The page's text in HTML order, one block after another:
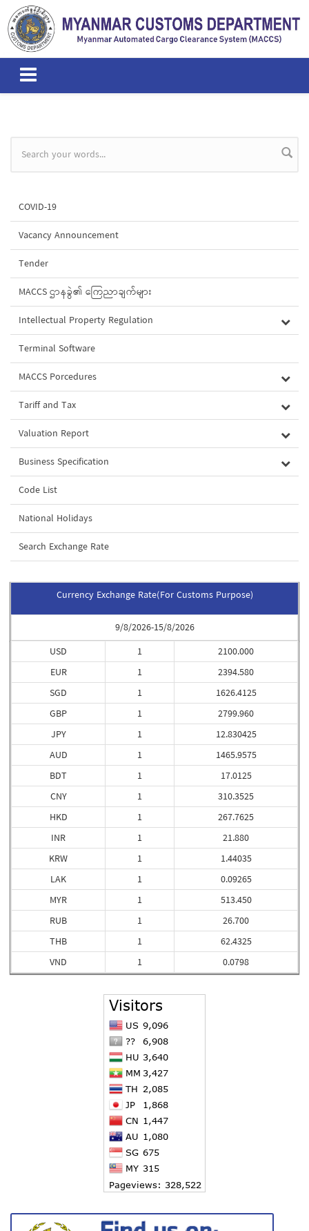
Skip to main content
Search form
COVID-19
Vacancy Announcement
Tender
MACCS ဌာနခွဲ၏ ကြေညာချက်များ
Intellectual Property Regulation
Terminal Software
MACCS Porcedures
Tariff and Tax
Valuation Report
Business Specification
Code List
National Holidays
Search Exchange Rate
Currency Exchange Rate(For Customs Purpose)
9/8/2026-15/8/2026
USD
EUR
SGD
GBP
JPY
AUD
BDT
CNY
HKD
INR
KRW
LAK
MYR
RUB
THB
VND
1
1
1
1
1
1
1
1
1
1
1
1
1
1
1
1
2100.000
2394.580
1626.4125
2799.960
12.830425
1465.9575
17.0125
310.3525
267.7625
21.880
1.44035
0.09265
513.450
26.700
62.4325
0.0798